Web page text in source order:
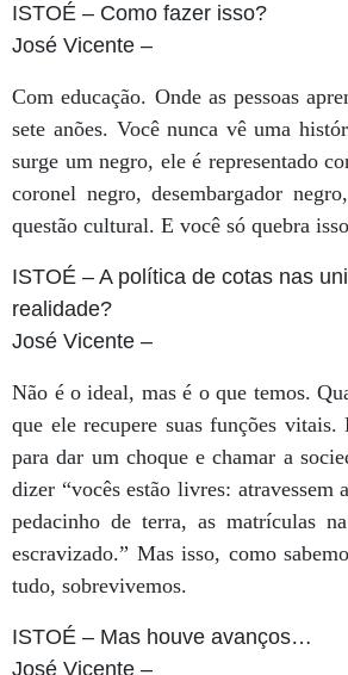
ISTOÉ – Como fazer isso?
José Vicente –
Com educação. Onde as pessoas
sete anões. Você nunca vê uma
surge um negro, ele é representado
coronel negro, desembargador
questão cultural. E você só quebra
ISTOÉ – A política de cotas nas
realidade?
José Vicente –
Não é o ideal, mas é o que temos.
que ele recupere suas funções
para dar um choque e chamar a
dizer “vocês estão livres: atravessem
pedacinho de terra, as matrículas
escravizado.” Mas isso, como
tudo, sobrevivemos.
ISTOÉ – Mas houve avanços…
José Vicente –